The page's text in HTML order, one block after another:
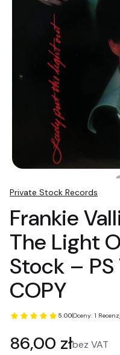
Private Stock Records
Frankie
The Light
Stock –
COPY
5.00(Oceny: 1
Cena
86,00 złbez VAT